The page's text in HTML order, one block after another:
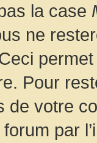
la case
ne
Pour
de votre
par